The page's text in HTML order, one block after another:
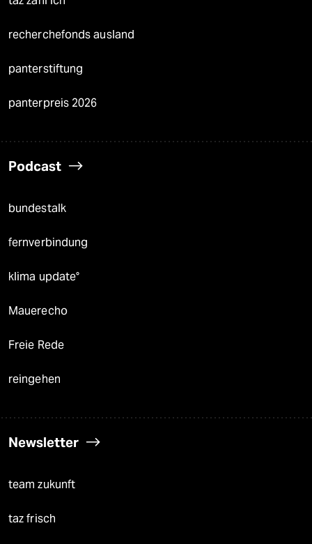
recherchefonds ausland
panterstiftung
panterpreis 2026
Podcast
bundestalk
fernverbindung
klima update°
Mauerecho
Freie Rede
reingehen
Newsletter
team zukunft
taz frisch